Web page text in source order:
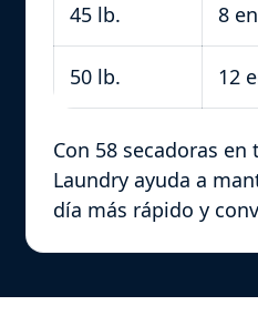
45 lb. 8
50 lb. 12
Con 58 secadoras en
Laundry ayuda a
día más rápido y